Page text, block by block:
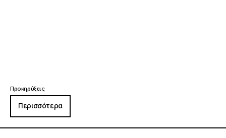
Προκηρύξεις
Περισσότερα